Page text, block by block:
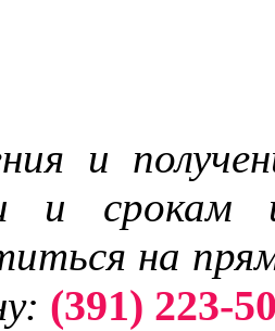
и
и срокам
на
(391) 223-